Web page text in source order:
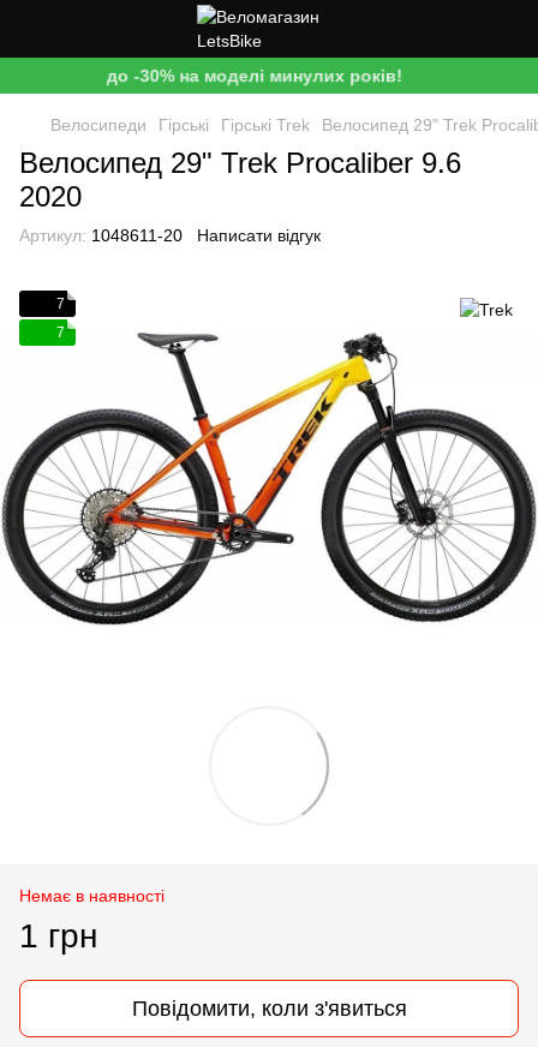
до -30% на моделі минулих років!
Велосипеди Гірські Гірські Trek Велосипед 29" Trek
Велосипед 29" Trek Procaliber 9.6
2020
Артикул: 1048611-20 Написати відгук
7
7
Немає в наявності
1 грн
Повідомити, коли з'явиться